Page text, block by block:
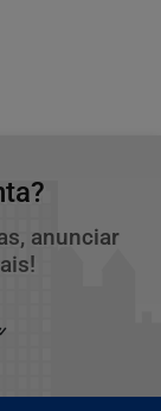
anunciar